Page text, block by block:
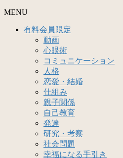
MENU
有料会員限定
動画
心眼術
コミュニケーション
人格
恋愛・結婚
仕組み
親子関係
自己教育
発達
研究・考察
社会問題
幸福になる手引き